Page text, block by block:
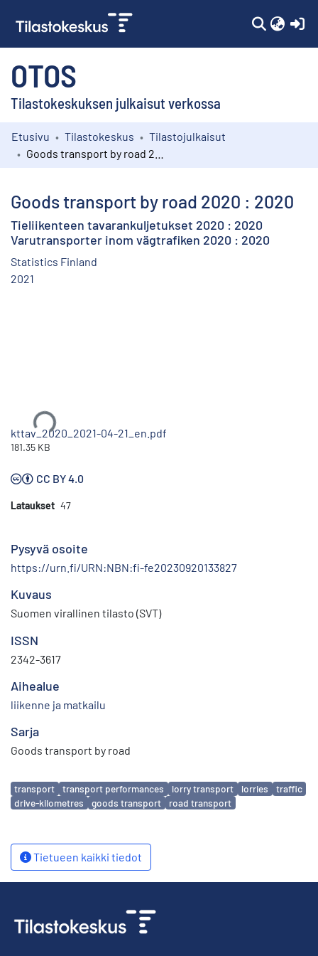
OTOS
Tilastokeskuksen julkaisut verkossa
Kokoelmat
Etusivu Tilastokeskus
Tilastojulkaisut
Goods transport by road 2020 : 2020
Tieliikenteen tavarankuljetukset 2020 : 2020
Varutransporter inom vägtrafiken 2020 : 2020
Statistics Finland
2021
Ladataan...
kttav_2020_2021-04-21_en.pdf
181.35 KB
CC BY 4.0
Lataukset 47
Pysyvä osoite
https://urn.fi/URN:NBN:fi-fe20230920133827
Kuvaus
Suomen virallinen tilasto (SVT)
ISSN
2342-3617
Aihealue
liikenne ja matkailu
Sarja
Goods transport by road
Avainsanat
transport transport performances lorry transport lorries
traffic
drive-kilometres
goods transport road transport
Tietueen kaikki tiedot